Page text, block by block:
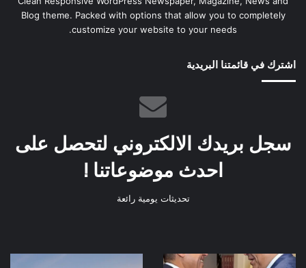
Blog theme. Packed with options that allow you to completely
customize your website to your needs.
اشترك في قائمتنا البريدية
سجل بريدك الالكتروني لتحصل على
احدث موضوعاتنا !
تحديثات يومية رائعة
وزير